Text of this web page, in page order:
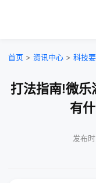
首页 > 资讯中心 > 科技
打法指南!微乐
有
发布